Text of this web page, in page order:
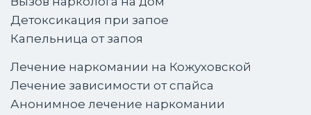
Детоксикация при запое
Капельница от запоя
Лечение наркомании на Кожуховской
Лечение зависимости от спайса
Анонимное лечение наркомании